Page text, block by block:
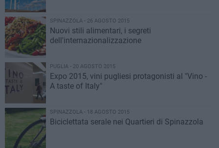
SPINAZZOLA - 26 AGOSTO 2015
Nuovi stili alimentari, i segreti
dell'internazionalizzazione
PUGLIA - 20 AGOSTO 2015
Expo 2015, vini pugliesi protagonisti al "Vino -
A taste of Italy"
SPINAZZOLA - 18 AGOSTO 2015
Biciclettata serale nei Quartieri di Spinazzola